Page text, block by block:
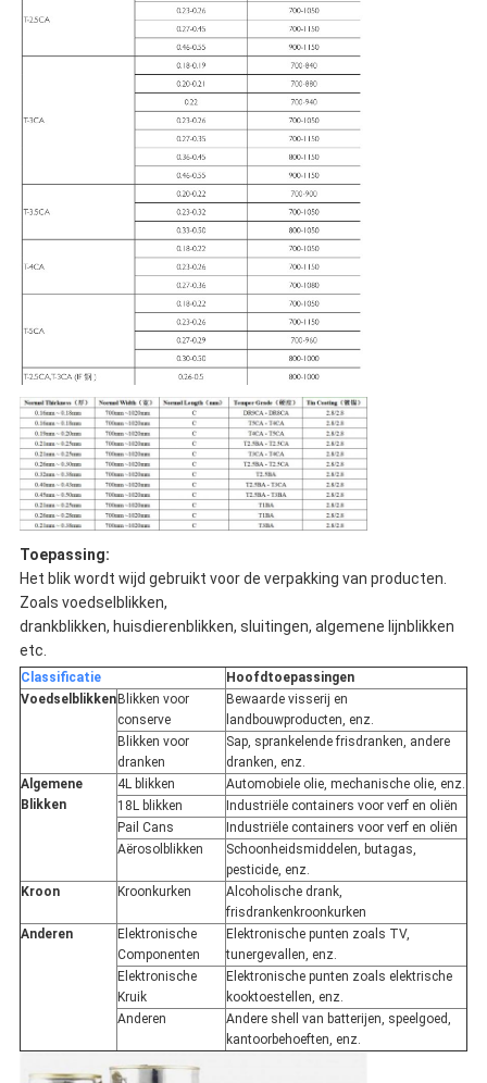
Toepassing:
Het blik wordt wijd gebruikt voor de verpakking van producten.
Zoals voedselblikken,
drankblikken, huisdierenblikken, sluitingen, algemene lijnblikken
etc.
Classificatie
Hoofdtoepassingen
Voedselblikken Blikken voor
conserve
Bewaarde visserij en
landbouwproducten, enz.
Blikken voor
dranken
Sap, sprankelende frisdranken, andere
dranken, enz.
Algemene
Blikken
4L blikken
Automobiele olie, mechanische olie, enz.
18L blikken
Industriële containers voor verf en oliën
Pail Cans
Industriële containers voor verf en oliën
Aërosolblikken
Schoonheidsmiddelen, butagas,
pesticide, enz.
Kroon
Kroonkurken
Alcoholische drank,
frisdrankenkroonkurken
Anderen
Elektronische
Componenten
Elektronische punten zoals TV,
tunergevallen, enz.
Elektronische
Kruik
Elektronische punten zoals elektrische
kooktoestellen, enz.
Anderen
Andere shell van batterijen, speelgoed,
kantoorbehoeften, enz.